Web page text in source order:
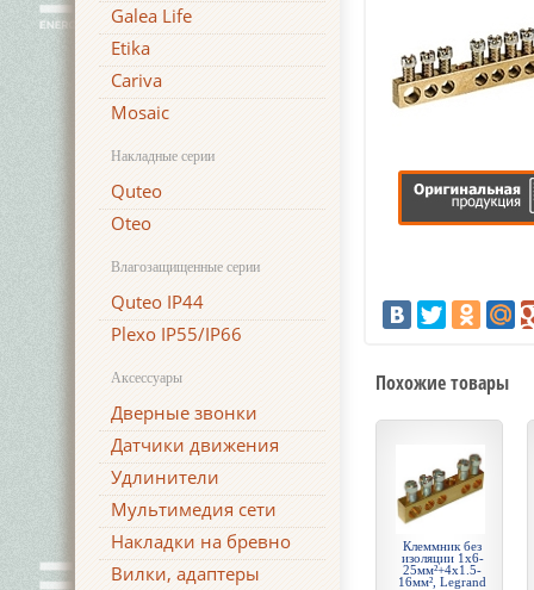
Galea Life
Etika
Cariva
Mosaic
Накладные серии
Quteo
Oteo
Влагозащищенные серии
Quteo IP44
Plexo IP55/IP66
Аксессуары
Дверные звонки
Датчики движения
Удлинители
Мультимедия сети
Накладки на бревно
Вилки, адаптеры
Похожие товары
Клеммник без
изоляции 1х6-
25мм²+4х1.5-
16мм², Legrand